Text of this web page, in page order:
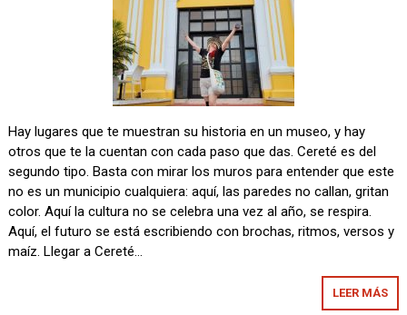
Hay lugares que te muestran su historia en un museo, y hay
otros que te la cuentan con cada paso que das. Cereté es del
segundo tipo. Basta con mirar los muros para entender que este
no es un municipio cualquiera: aquí, las paredes no callan, gritan
color. Aquí la cultura no se celebra una vez al año, se respira.
Aquí, el futuro se está escribiendo con brochas, ritmos, versos y
maíz. Llegar a Cereté…
LEER MÁS